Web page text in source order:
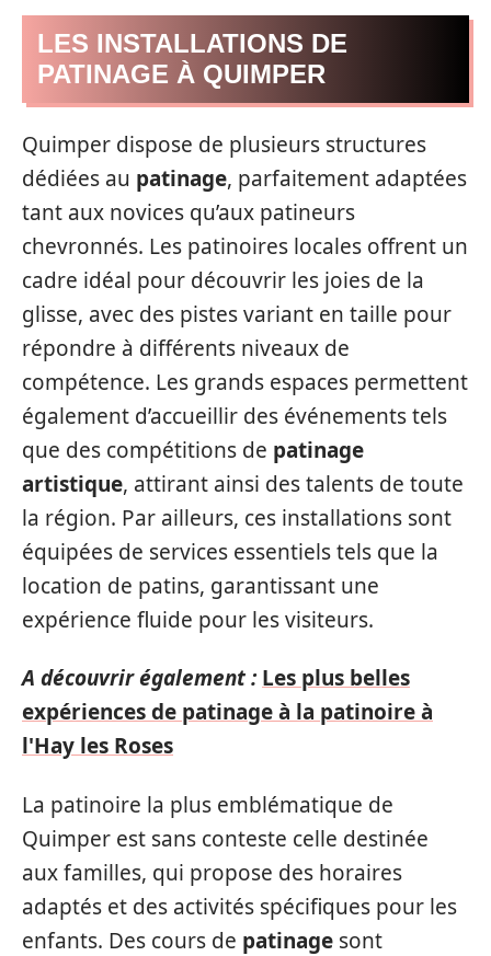
LES INSTALLATIONS DE
PATINAGE À QUIMPER
Quimper dispose de plusieurs structures
dédiées au patinage, parfaitement adaptées
tant aux novices qu’aux patineurs
chevronnés. Les patinoires locales offrent un
cadre idéal pour découvrir les joies de la
glisse, avec des pistes variant en taille pour
répondre à différents niveaux de
compétence. Les grands espaces permettent
également d’accueillir des événements tels
que des compétitions de patinage
artistique, attirant ainsi des talents de toute
la région. Par ailleurs, ces installations sont
équipées de services essentiels tels que la
location de patins, garantissant une
expérience fluide pour les visiteurs.
A découvrir également : Les plus belles
expériences de patinage à la patinoire à
l'Hay les Roses
La patinoire la plus emblématique de
Quimper est sans conteste celle destinée
aux familles, qui propose des horaires
adaptés et des activités spécifiques pour les
enfants. Des cours de patinage sont